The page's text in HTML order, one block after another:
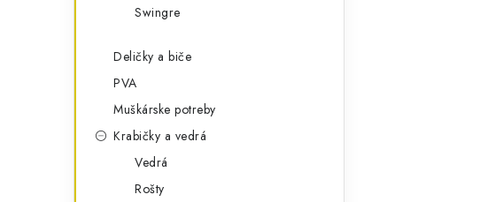
Swingre
Deličky a biče
PVA
Muškárske potreby
Krabičky a vedrá
Vedrá
Rošty